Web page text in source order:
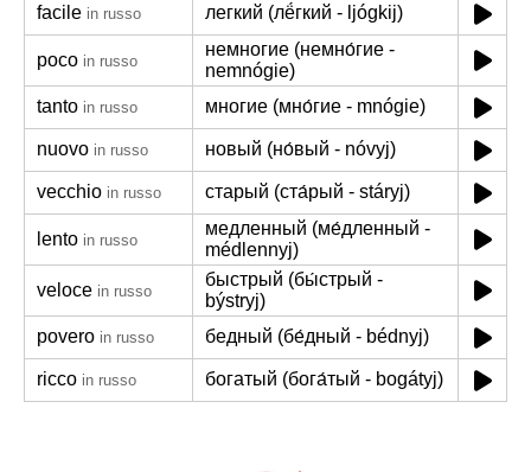
facile in russo легкий (лё́гкий - ljógkij)
poco in russo
немногие (немно́гие -
nemnógie)
tanto in russo многие (мно́гие - mnógie)
nuovo in russo новый (но́вый - nóvyj)
vecchio in russo старый (ста́рый - stáryj)
lento in russo
медленный (ме́дленный -
médlennyj)
veloce in russo
быстрый (бы́стрый -
býstryj)
povero in russo бедный (бе́дный - bédnyj)
ricco in russo богатый (бога́тый - bogátyj)